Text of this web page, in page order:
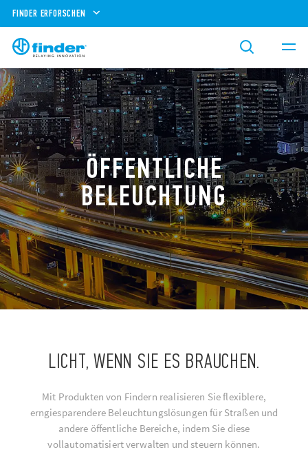
FINDER ERFORSCHEN
ÖFFENTLICHE
BELEUCHTUNG
LICHT, WENN SIE ES BRAUCHEN.
Mit Produkten von Findern realisieren Sie flexiblere,
erngiesparendere Beleuchtungslösungen für Straßen und
andere öffentliche Bereiche, indem Sie diese
vollautomatisiert verwalten und steuern können.